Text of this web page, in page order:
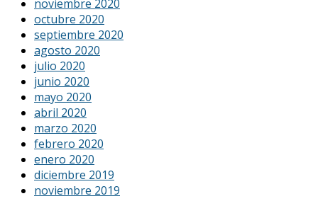
noviembre 2020
octubre 2020
septiembre 2020
agosto 2020
julio 2020
junio 2020
mayo 2020
abril 2020
marzo 2020
febrero 2020
enero 2020
diciembre 2019
noviembre 2019